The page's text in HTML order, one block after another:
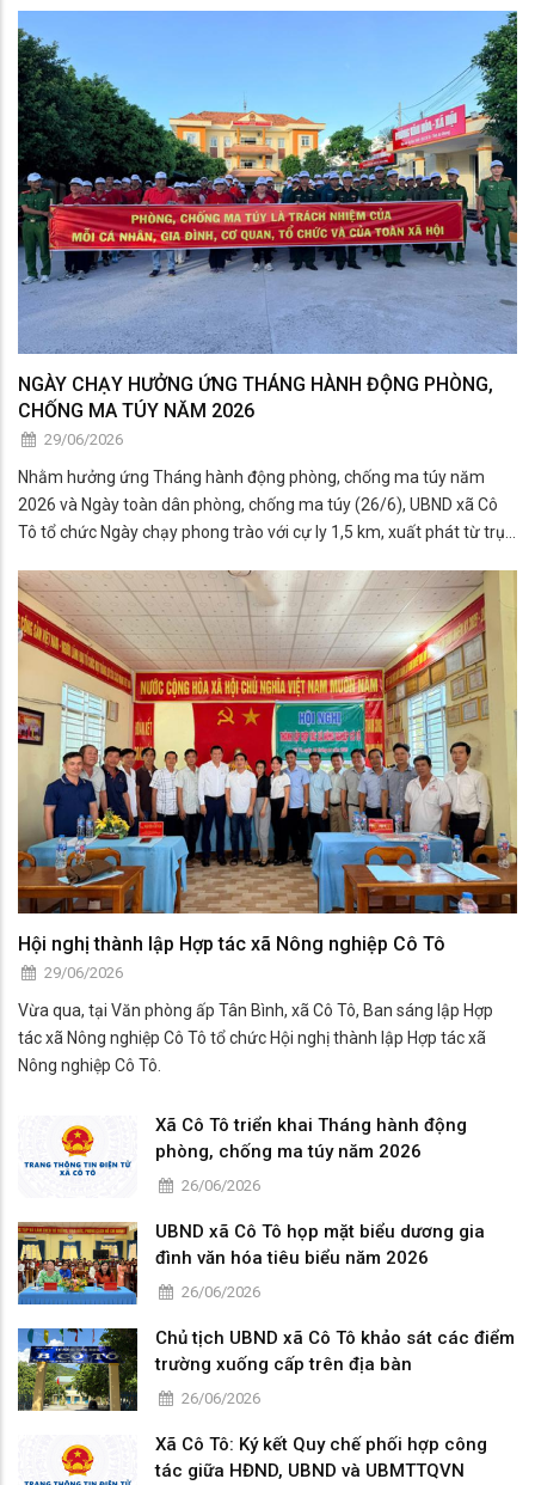
NGÀY CHẠY HƯỞNG ỨNG THÁNG HÀNH ĐỘNG PHÒNG,
CHỐNG MA TÚY NĂM 2026
29/06/2026
Nhằm hưởng ứng Tháng hành động phòng, chống ma túy năm
2026 và Ngày toàn dân phòng, chống ma túy (26/6), UBND xã Cô
Tô tổ chức Ngày chạy phong trào với cự ly 1,5 km, xuất phát từ trụ
Hội nghị thành lập Hợp tác xã Nông nghiệp Cô Tô
29/06/2026
Vừa qua, tại Văn phòng ấp Tân Bình, xã Cô Tô, Ban sáng lập Hợp
tác xã Nông nghiệp Cô Tô tổ chức Hội nghị thành lập Hợp tác xã
Nông nghiệp Cô Tô.
Xã Cô Tô triển khai Tháng hành động
phòng, chống ma túy năm 2026
26/06/2026
UBND xã Cô Tô họp mặt biểu dương gia
đình văn hóa tiêu biểu năm 2026
26/06/2026
Chủ tịch UBND xã Cô Tô khảo sát các điểm
trường xuống cấp trên địa bàn
26/06/2026
Xã Cô Tô: Ký kết Quy chế phối hợp công
tác giữa HĐND, UBND và UBMTTQVN